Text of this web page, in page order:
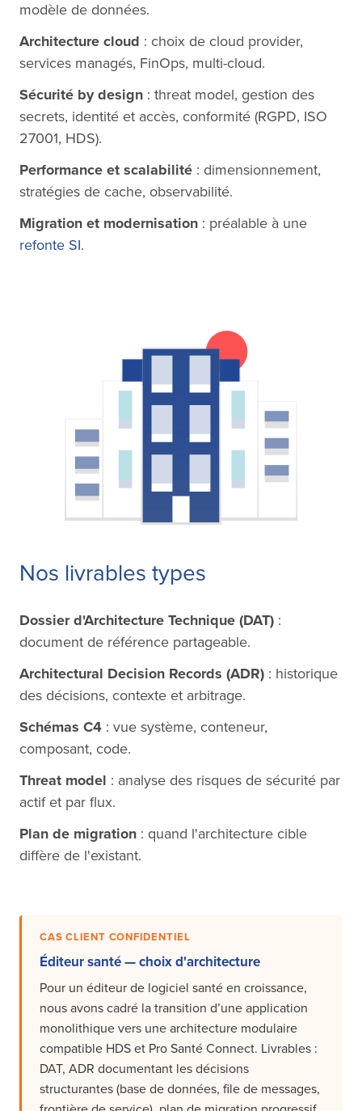
modèle de données.
Architecture cloud : choix de cloud provider,
services managés, FinOps, multi-cloud.
Sécurité by design : threat model, gestion des
secrets, identité et accès, conformité (RGPD, ISO
27001, HDS).
Performance et scalabilité : dimensionnement,
stratégies de cache, observabilité.
Migration et modernisation : préalable à une
refonte SI.
Nos livrables types
Dossier d'Architecture Technique (DAT) :
document de référence partageable.
Architectural Decision Records (ADR) : historique
des décisions, contexte et arbitrage.
Schémas C4 : vue système, conteneur,
composant, code.
Threat model : analyse des risques de sécurité par
actif et par flux.
Plan de migration : quand l'architecture cible
diffère de l'existant.
CAS CLIENT CONFIDENTIEL
Éditeur santé — choix d'architecture
Pour un éditeur de logiciel santé en croissance,
nous avons cadré la transition d’une application
monolithique vers une architecture modulaire
compatible HDS et Pro Santé Connect. Livrables :
DAT, ADR documentant les décisions
structurantes (base de données, file de messages,